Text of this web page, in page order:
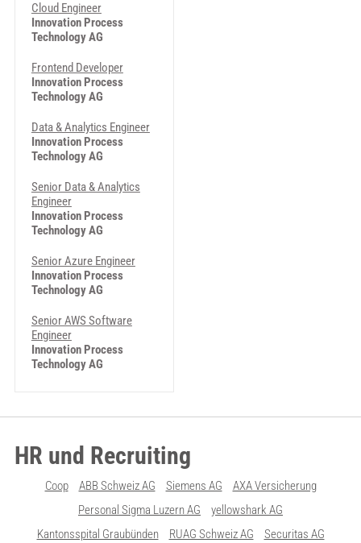
Cloud Engineer
Innovation Process
Technology AG
Frontend Developer
Innovation Process
Technology AG
Data & Analytics Engineer
Innovation Process
Technology AG
Senior Data & Analytics
Engineer
Innovation Process
Technology AG
Senior Azure Engineer
Innovation Process
Technology AG
Senior AWS Software
Engineer
Innovation Process
Technology AG
HR und Recruiting
Coop ABB Schweiz AG Siemens AG
AXA Versicherung
Personal Sigma Luzern AG
yellowshark AG
Kantonsspital Graubünden
RUAG Schweiz AG Securitas AG